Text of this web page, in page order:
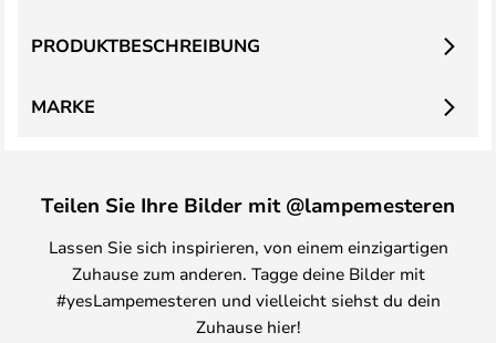
PRODUKTBESCHREIBUNG
MARKE
Teilen Sie Ihre Bilder mit @lampemesteren
Lassen Sie sich inspirieren, von einem einzigartigen
Zuhause zum anderen. Tagge deine Bilder mit
#yesLampemesteren und vielleicht siehst du dein
Zuhause hier!